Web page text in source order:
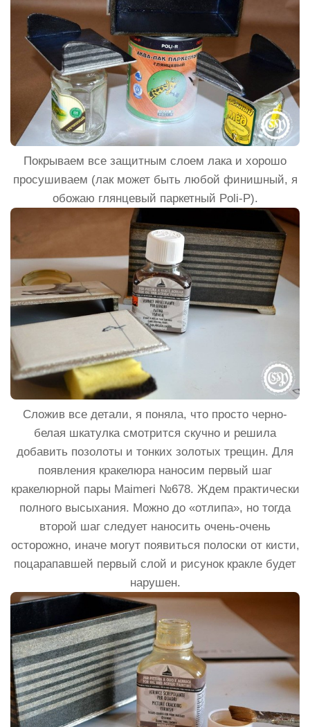
Покрываем все защитным слоем лака и хорошо
просушиваем (лак может быть любой финишный, я
обожаю глянцевый паркетный Poli-P).
Сложив все детали, я поняла, что просто черно-
белая шкатулка смотрится скучно и решила
добавить позолоты и тонких золотых трещин. Для
появления кракелюра наносим первый шаг
кракелюрной пары Maimeri №678. Ждем практически
полного высыхания. Можно до «отлипа», но тогда
второй шаг следует наносить очень-очень
осторожно, иначе могут появиться полоски от кисти,
поцарапавшей первый слой и рисунок кракле будет
нарушен.